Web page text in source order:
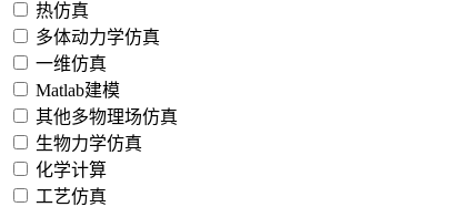
热仿真
多体动力学仿真
一维仿真
Matlab建模
其他多物理场仿真
生物力学仿真
化学计算
工艺仿真